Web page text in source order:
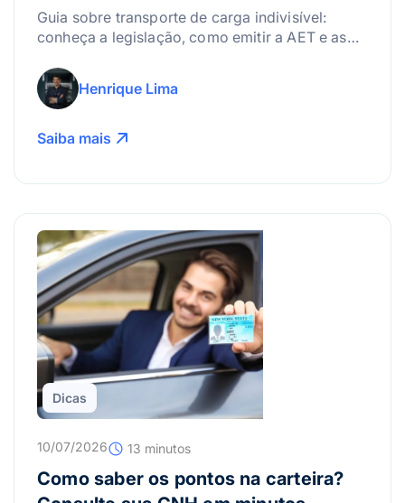
Guia sobre transporte de carga indivisível:
conheça a legislação, como emitir a AET e as
Henrique Lima
Saiba mais
Dicas
10/07/2026 13 minutos
Como saber os pontos na carteira?